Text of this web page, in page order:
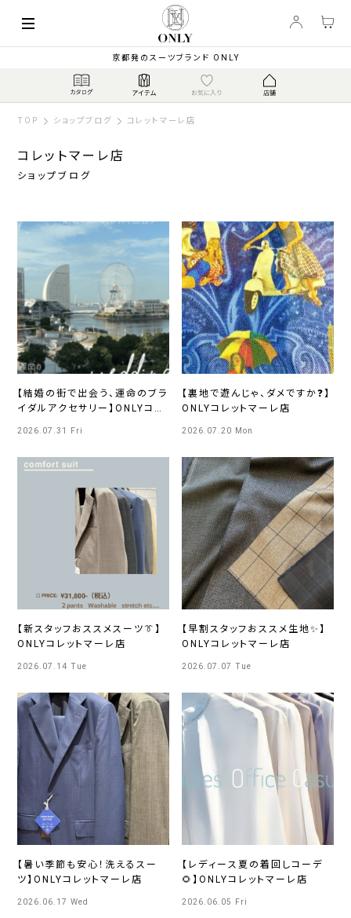
京都発のスーツブランド ONLY
TOP ショップブログ コレットマーレ店
コレットマーレ店
ショップブログ
【結婚の街で出会う、運命のブラ
イダルアクセサリー】ONLYコレ
2026.07.31 Fri
【裏地で遊んじゃ、ダメですか❓】
ONLYコレットマーレ店
2026.07.20 Mon
【新スタッフおススメスーツ👔】
ONLYコレットマーレ店
2026.07.14 Tue
【早割スタッフおススメ生地✨】
ONLYコレットマーレ店
2026.07.07 Tue
【暑い季節も安心！洗えるスー
ツ】ONLYコレットマーレ店
2026.06.17 Wed
【レディース夏の着回しコーデ
🌻】ONLYコレットマーレ店
2026.06.05 Fri